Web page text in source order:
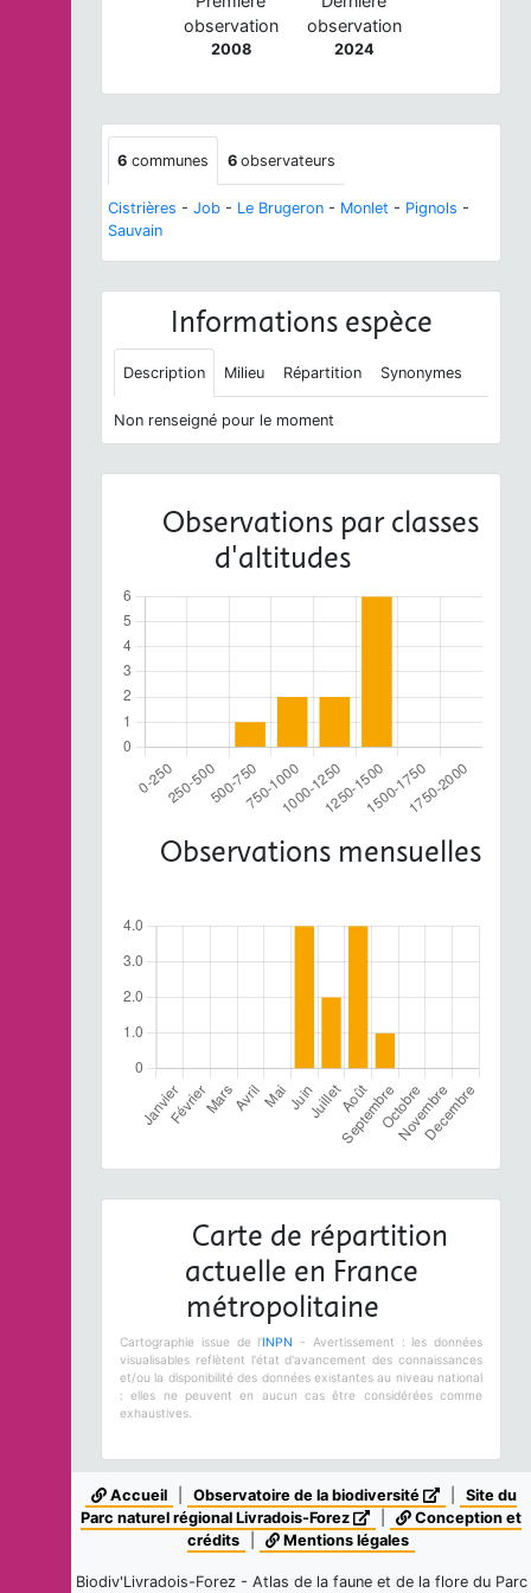
observation
2008
observation
2024
6 communes 6 observateurs
Cistrières - Job - Le Brugeron - Monlet - Pignols -
Sauvain
Informations espèce
Description Milieu Répartition Synonymes
Non renseigné pour le moment
Observations par classes
d'altitudes
Observations mensuelles
Carte de répartition
actuelle en France
métropolitaine
Cartographie issue de l'INPN
- Avertissement : les données
visualisables reflètent l'état d'avancement des connaissances
et/ou la disponibilité des données existantes au niveau national
: elles ne peuvent en aucun cas être considérées comme
exhaustives.
Accueil Observatoire de la biodiversité
Site du
Parc naturel régional Livradois-Forez
Conception et
crédits
Mentions légales
Biodiv'Livradois-Forez - Atlas de la faune et de la flore du Parc